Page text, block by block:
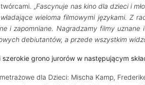
„Fascynuje nas kino dla dzieci i
wieloma filmowymi językami. Z
i zapomniane. Nagradzamy filmy
debiutantów, a przede wszystkim
grono jurorów w następującym
dla Dzieci: Mischa Kamp,